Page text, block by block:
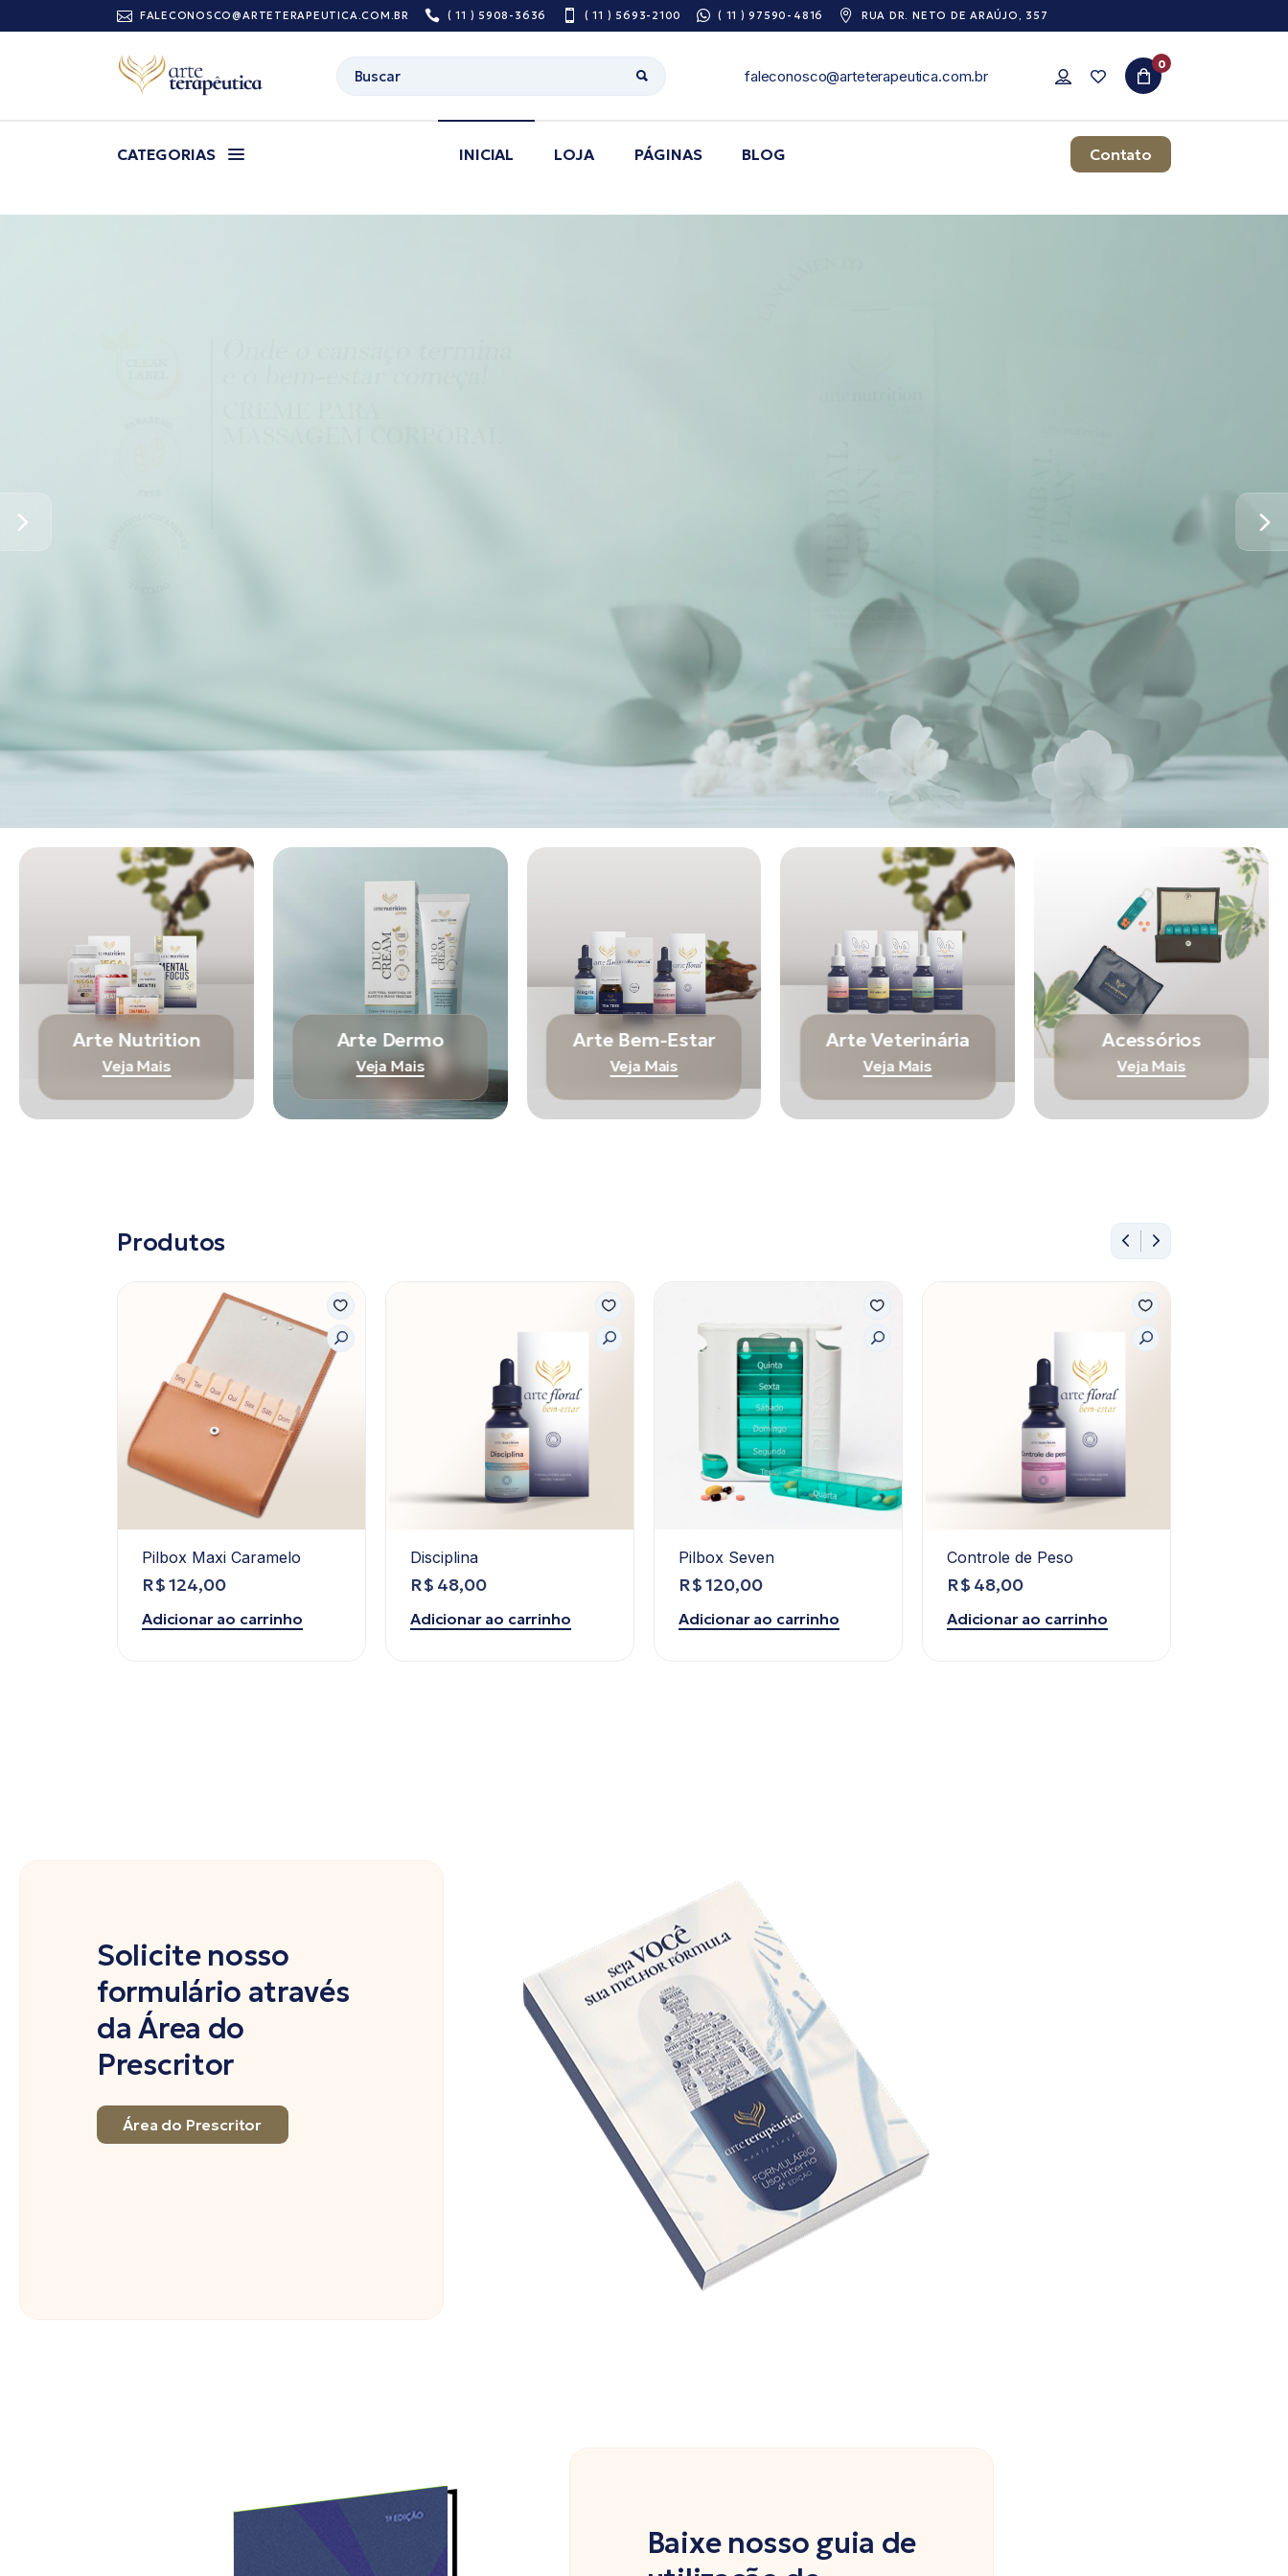
FALECONOSCO@ARTETERAPEUTICA.COM.BR ( 11 ) 5908-3636 ( 11 ) 5693-2100 ( 11 ) 97590-4816 RUA DR. NETO DE ARAÚJO, 357
faleconosco@arteterapeutica.com.br
0
CATEGORIAS INICIAL LOJA PÁGINAS BLOG Contato
Arte Nutrition
Veja Mais
Arte Dermo
Veja Mais
Arte Bem-Estar
Veja Mais
Arte Veterinária
Veja Mais
Acessórios
Veja Mais
Produtos
Pilbox Maxi Caramelo
R$124,00
Adicionar ao carrinho
Disciplina
R$ 48,00
Adicionar ao carrinho
Pilbox Seven
R$120,00
Adicionar ao carrinho
Controle de Peso
R$ 48,00
Adicionar ao carrinho
Solicite nosso
formulário através
da Área do
Prescritor
Área do Prescritor
Baixe nosso guia de